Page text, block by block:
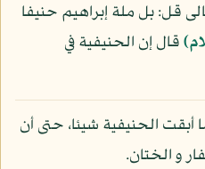
قل: بل ملة إبراهيم حنيفا
قال إن الحنيفية في
أبقت الحنيفية شيئا، حتى أن
و الختان.